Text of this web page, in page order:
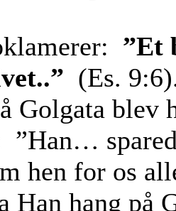
”Et
(Es.
Golgata blev
”Han…
hen for os
Han hang på